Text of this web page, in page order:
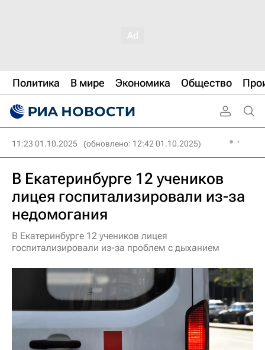
Политика В мире Экономика Общество
11:23 01.10.2025 (обновлено: 12:42 01.10.2025)
В Екатеринбурге 12 учеников
лицея госпитализировали из-за
недомогания
В Екатеринбурге 12 учеников лицея
госпитализировали из-за проблем с дыханием